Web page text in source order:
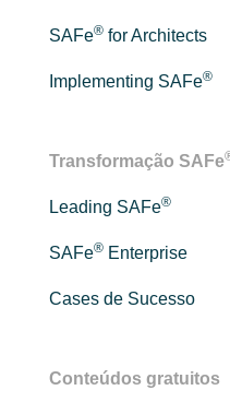
SAFe® for Architects
Implementing SAFe®
Transformação SAFe
Leading SAFe®
SAFe® Enterprise
Cases de Sucesso
Conteúdos gratuitos